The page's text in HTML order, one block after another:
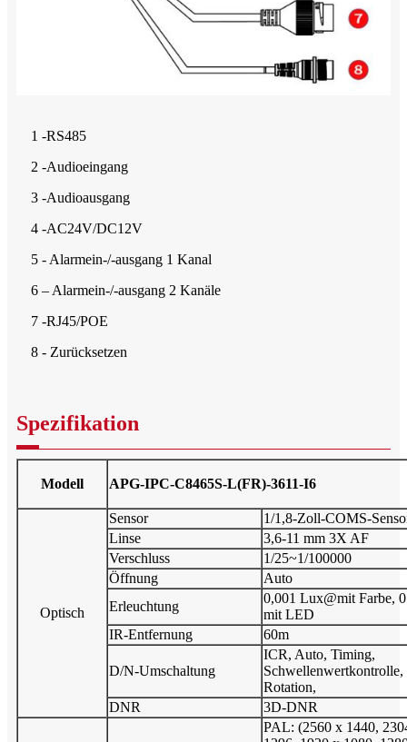
1 -RS485
2 -Audioeingang
3 -Audioausgang
4 -AC24V/DC12V
5 - Alarmein-/-ausgang 1 Kanal
6 – Alarmein-/-ausgang 2 Kanäle
7 -RJ45/POE
8 - Zurücksetzen
Spezifikation
Modell APG-IPC-C8465S-L(FR)-3611-I6
Optisch
Sensor
1/1,8-Zoll-COMS-
Linse
3,6-11 mm 3X AF
Verschluss
1/25~1/100000
Öffnung
Auto
Erleuchtung
0,001 Lux@mit Farbe,
mit LED
IR-Entfernung
60m
D/N-Umschaltung
ICR, Auto, Timing,
Schwellenwertkontrolle,
Rotation,
DNR
3D-DNR
PAL: (2560 x 1440,